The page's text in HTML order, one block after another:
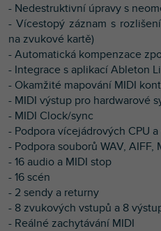
- Nedestruktivní úpravy s
- Vícestopý záznam s
na zvukové kartě)
- Automatická kompenzace
- Integrace s aplikací Ableton
- Okamžité mapování MIDI
- MIDI výstup pro hardwarové
- MIDI Clock/sync
- Podpora vícejádrových CPU
- Podpora souborů WAV, AIFF,
- 16 audio a MIDI stop
- 16 scén
- 2 sendy a returny
- 8 zvukových vstupů a 8
- Reálné zachytávání MIDI